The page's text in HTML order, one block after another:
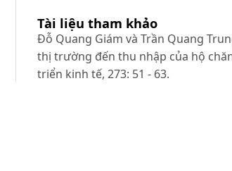
Tài liệu tham khảo
Đỗ Quang Giám và Trần Quang
thị trường đến thu nhập của hộ
triển kinh tế, 273: 51 - 63.